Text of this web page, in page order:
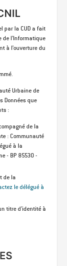
par la CUD a fait
de l’Informatique
à l’ouverture du
Urbaine de
Données que
:
de la
: Communauté
à la
- BP 85530 -
de la
le délégué à
titre d’identité à